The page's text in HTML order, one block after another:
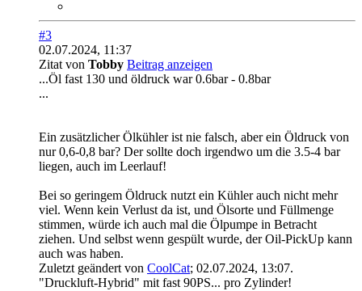
#3
02.07.2024, 11:37
Zitat von Tobby Beitrag anzeigen
...Öl fast 130 und öldruck war 0.6bar - 0.8bar
...
Ein zusätzlicher Ölkühler ist nie falsch, aber ein Öldruck von
nur 0,6-0,8 bar? Der sollte doch irgendwo um die 3.5-4 bar
liegen, auch im Leerlauf!
Bei so geringem Öldruck nutzt ein Kühler auch nicht mehr
viel. Wenn kein Verlust da ist, und Ölsorte und Füllmenge
stimmen, würde ich auch mal die Ölpumpe in Betracht
ziehen. Und selbst wenn gespült wurde, der Oil-PickUp kann
auch was haben.
Zuletzt geändert von CoolCat; 02.07.2024, 13:07.
"Druckluft-Hybrid" mit fast 90PS... pro Zylinder!